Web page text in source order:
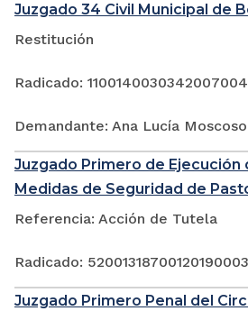
Juzgado 34 Civil Municipal de
Restitución
Radicado:
Demandante: Ana Lucía
Juzgado Primero de Ejecución
Medidas de Seguridad de
Referencia: Acción de Tutela
Radicado:
Juzgado Primero Penal del